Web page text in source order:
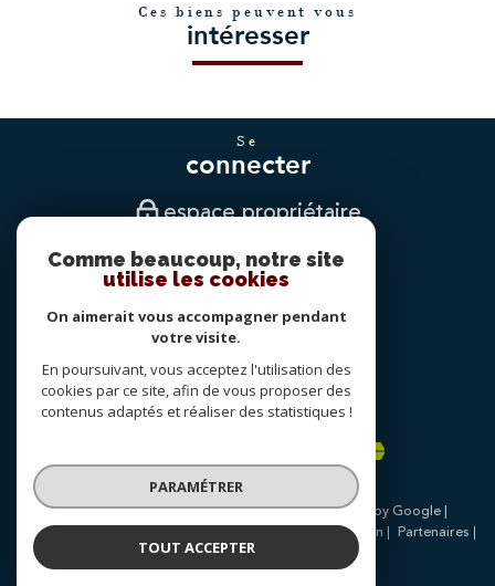
Ces biens peuvent vous
intéresser
se
connecter
espace propriétaire
nous
suivre
nous
adhérons
© 2026 | Tous droits réservés | Traduction powered by Google |
Nos honoraires
Plan du site Mentions légales Admin
Partenaires
Politique RGPD
Comme beaucoup, notre site
utilise les cookies
On aimerait vous accompagner pendant
votre visite.
En poursuivant, vous acceptez l'utilisation des
cookies par ce site, afin de vous proposer des
contenus adaptés et réaliser des statistiques !
PARAMÉTRER
TOUT ACCEPTER